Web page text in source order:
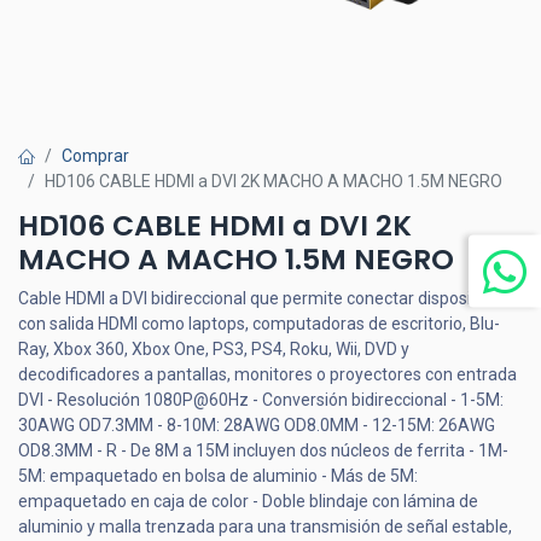
Comprar
HD106 CABLE HDMI a DVI 2K MACHO A MACHO 1.5M NEGRO
HD106 CABLE HDMI a DVI 2K
MACHO A MACHO 1.5M NEGRO
Cable HDMI a DVI bidireccional que permite conectar dispositivos
con salida HDMI como laptops, computadoras de escritorio, Blu-
Ray, Xbox 360, Xbox One, PS3, PS4, Roku, Wii, DVD y
decodificadores a pantallas, monitores o proyectores con entrada
DVI - Resolución 1080P@60Hz - Conversión bidireccional - 1-5M:
30AWG OD7.3MM - 8-10M: 28AWG OD8.0MM - 12-15M: 26AWG
OD8.3MM - R - De 8M a 15M incluyen dos núcleos de ferrita - 1M-
5M: empaquetado en bolsa de aluminio - Más de 5M:
empaquetado en caja de color - Doble blindaje con lámina de
aluminio y malla trenzada para una transmisión de señal estable,